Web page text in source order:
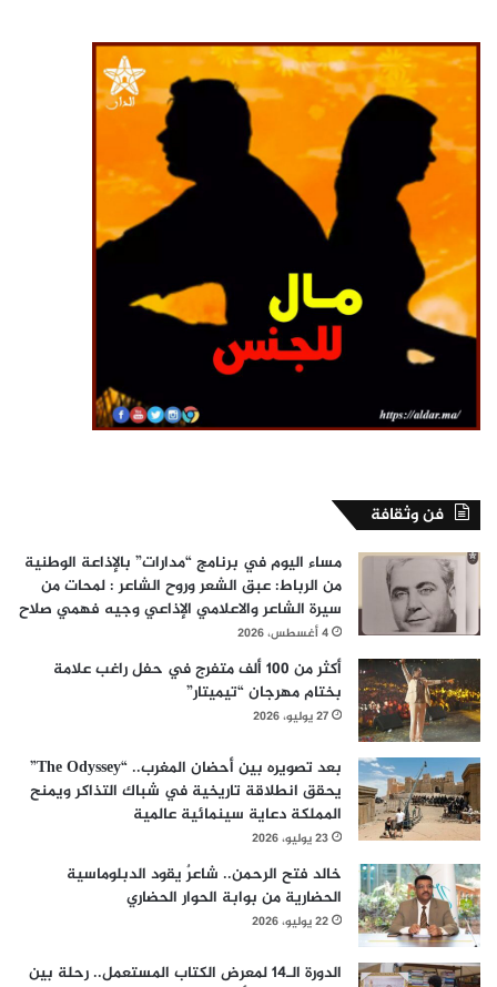
فن وثقافة
مساء اليوم في برنامج “مدارات” بالإذاعة الوطنية
من الرباط: عبق الشعر وروح الشاعر : لمحات من
سيرة الشاعر والاعلامي الإذاعي وجيه فهمي صلاح
4 أغسطس، 2026
أكثر من 100 ألف متفرج في حفل راغب علامة
بختام مهرجان “تيميتار”
27 يوليو، 2026
بعد تصويره بين أحضان المغرب.. “The Odyssey”
يحقق انطلاقة تاريخية في شباك التذاكر ويمنح
المملكة دعاية سينمائية عالمية
23 يوليو، 2026
خالد فتح الرحمن.. شاعرٌ يقود الدبلوماسية
الحضارية من بوابة الحوار الحضاري
22 يوليو، 2026
الدورة الـ14 لمعرض الكتاب المستعمل.. رحلة بين